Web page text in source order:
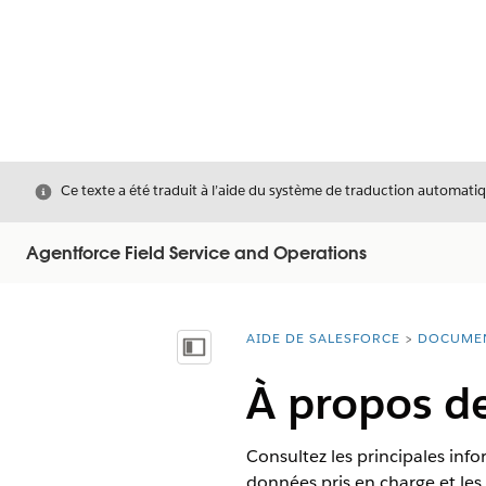
Fermer
Ce texte a été traduit à l’aide du système de traduction
Agentforce Field Service and Operations
Afficher la table des matières
Vous êtes ici :
AIDE DE SALESFORCE
À propos
Consultez les principales